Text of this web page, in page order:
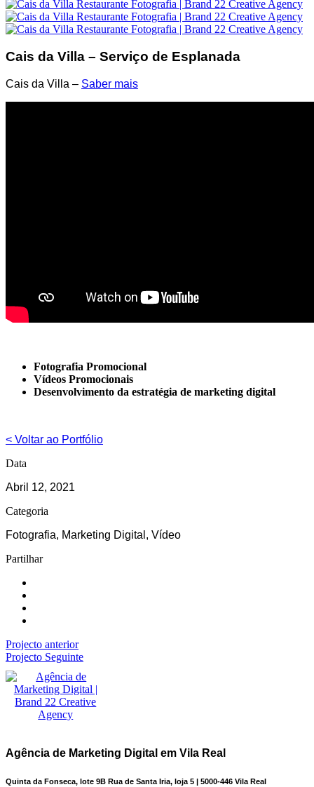
Cais da Villa – Serviço de Esplanada
Cais da Villa – Saber mais
Fotografia Promocional
Vídeos Promocionais
Desenvolvimento da estratégia de marketing digital
< Voltar ao Portfólio
Data
Abril 12, 2021
Categoria
Fotografia, Marketing Digital, Vídeo
Partilhar
Projecto anterior
Projecto Seguinte
Agência de Marketing Digital em Vila Real
Quinta da Fonseca, lote 9B Rua de Santa Iria, loja 5 | 5000-446 Vila Real